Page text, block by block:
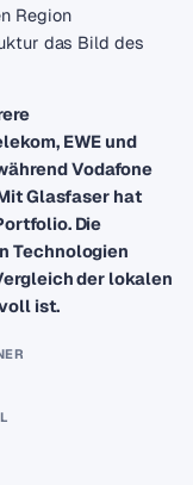
Region
das Bild des
EWE und
Vodafone
Glasfaser hat
Die
Technologien
der lokalen
ist.